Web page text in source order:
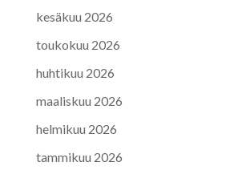
kesäkuu 2026
toukokuu 2026
huhtikuu 2026
maaliskuu 2026
helmikuu 2026
tammikuu 2026